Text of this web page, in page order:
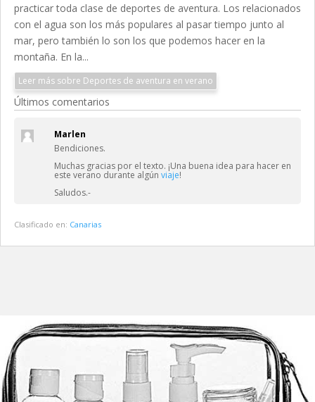
practicar toda clase de deportes de aventura. Los relacionados
con el agua son los más populares al pasar tiempo junto al
mar, pero también lo son los que podemos hacer en la
montaña. En la...
Leer más sobre Deportes de aventura en verano
Últimos comentarios
Marlen
Bendiciones.
Muchas gracias por el texto. ¡Una buena idea para hacer en
este verano durante algún viaje!
Saludos.-
Clasificado en: Canarias